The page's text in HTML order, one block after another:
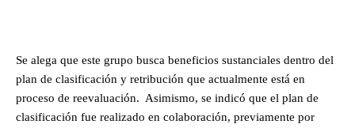
Se alega que este grupo busca beneficios sustanciales dentro del
plan de clasificación y retribución que actualmente está en
proceso de reevaluación. Asimismo, se indicó que el plan de
clasificación fue realizado en colaboración, previamente por